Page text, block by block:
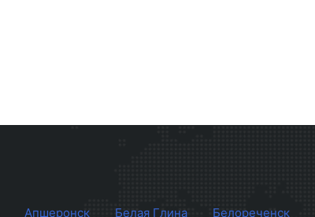
Апшеронск Белая Глина Белореченск